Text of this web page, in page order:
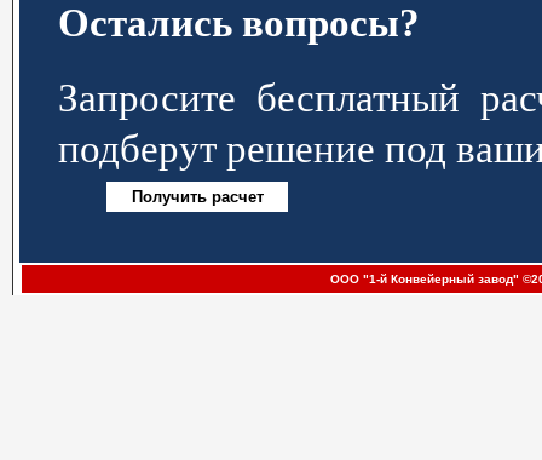
Остались вопросы?
Запросите бесплатный
подберут решение под
ООО "1-й Конвейерный завод"